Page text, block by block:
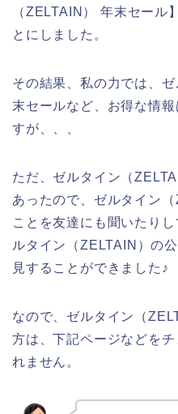
（ZELTAIN） 年末セール
とにしました。
その結果、私の力では、
末セールなど、お得な情
すが、、、
ただ、ゼルタイン（
あったので、ゼルタイン
ことを友達にも聞いたり
ルタイン（ZELTAIN）の
見することができました♪
なので、ゼルタイン（
方は、下記ページなどを
れません。